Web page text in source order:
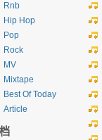
Rnb
Hip Hop
Pop
Rock
MV
Mixtape
Best Of Today
Article